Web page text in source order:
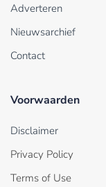
Adverteren
Nieuwsarchief
Contact
Voorwaarden
Disclaimer
Privacy Policy
Terms of Use